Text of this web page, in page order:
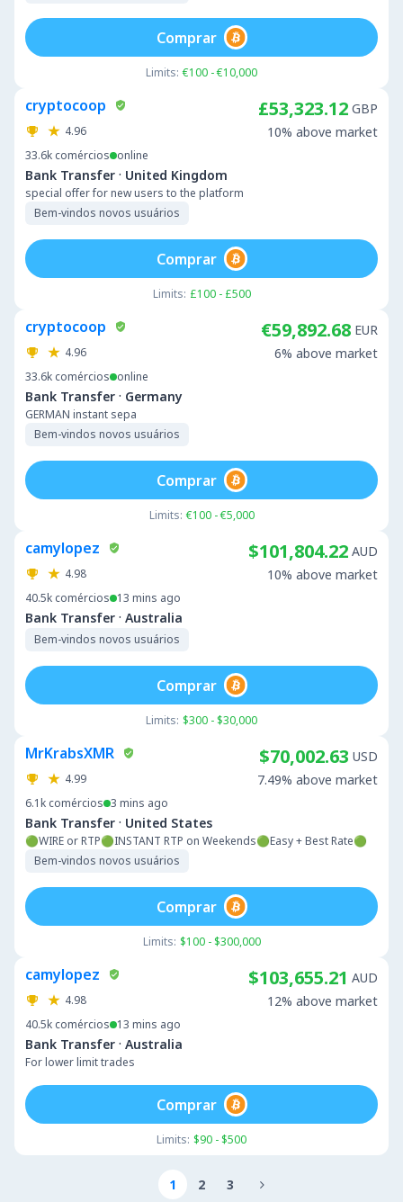
Limits: €100 - €10,000
Comprar
cryptocoop
4.96
33.6k comércios online
Bank Transfer · United Kingdom
special offer for new users to the platform
Bem-vindos novos usuários
£53,323.12 GBP
10% above market
Limits: £100 - £500
Comprar
cryptocoop
4.96
33.6k comércios online
Bank Transfer · Germany
GERMAN instant sepa
Bem-vindos novos usuários
€59,892.68 EUR
6% above market
Limits: €100 - €5,000
Comprar
camylopez
4.98
40.5k comércios 13 mins ago
Bank Transfer · Australia
Bem-vindos novos usuários
$101,804.22 AUD
10% above market
Limits: $300 - $30,000
Comprar
MrKrabsXMR
4.99
6.1k comércios 3 mins ago
Bank Transfer · United States
🟢WIRE or RTP🟢INSTANT RTP on Weekends🟢Easy + Best Rate🟢
Bem-vindos novos usuários
$70,002.63 USD
7.49% above market
Limits: $100 - $300,000
Comprar
camylopez
4.98
40.5k comércios 13 mins ago
Bank Transfer · Australia
For lower limit trades
$103,655.21 AUD
12% above market
Limits: $90 - $500
Comprar
1 2 3 